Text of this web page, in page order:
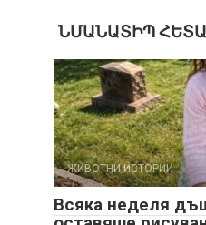
ՆՄԱՆԱՏԻՊ
ЖИВОТНИ ИСТОРИИ
Всяка неделя